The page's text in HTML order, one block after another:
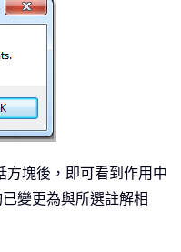
方塊後，即可看到作用中
變更為與所選註解相